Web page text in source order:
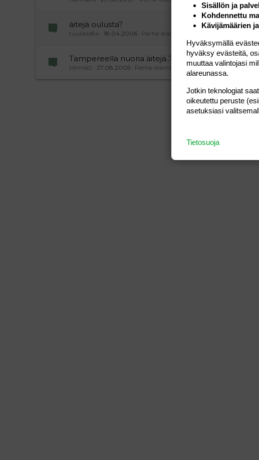
äitejä oulusta?
tuulikki84 18.04.2006 Perhe-elämä
Tampereella nuoria äitejä..?
Minnie2 27.08.2005 Perhe-elämä
Sisällön ja
Kohdennettu
Kävijämäärien
Hyväksymällä
hyväksy evästeitä,
muuttaa valintojasi
alareunassa.
Jotkin teknologiat
oikeutettu peruste
asetuksiasi
Tietosuoja